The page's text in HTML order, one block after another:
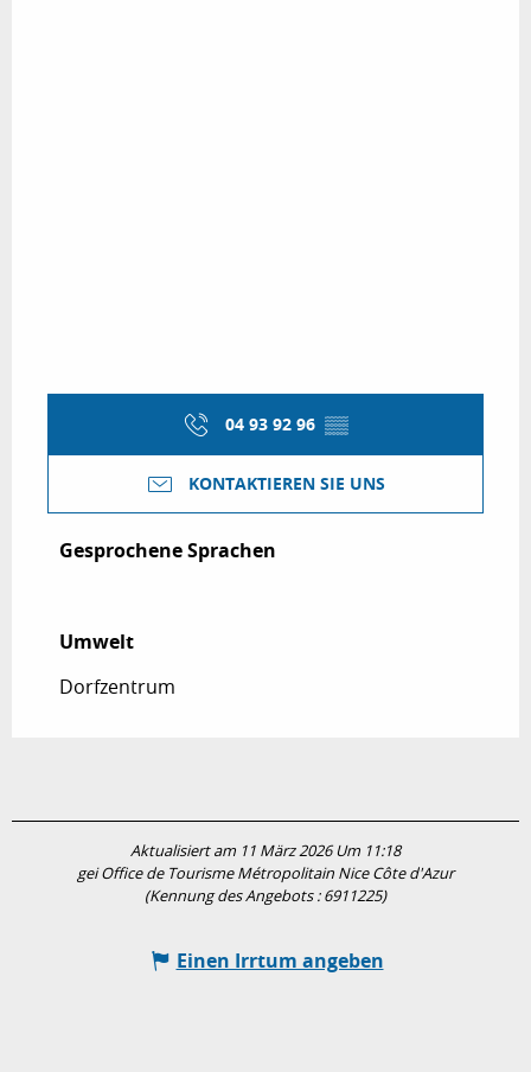
04 93 92 96 ▒▒
KONTAKTIEREN SIE UNS
Gesprochene Sprachen
Gesprochene Sprachen
Umwelt
Umwelt
Dorfzentrum
Aktualisiert am 11 März 2026 Um 11:18
gei Office de Tourisme Métropolitain Nice Côte d'Azur
(Kennung des Angebots :6911225)
Einen Irrtum angeben